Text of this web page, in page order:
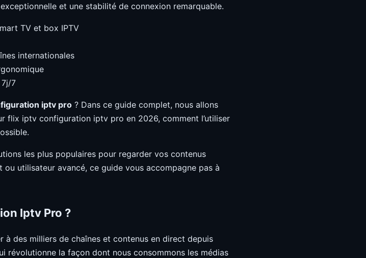
et une stabilité de connexion remarquable.
TV et box IPTV
internationales
7
iptv pro ? Dans ce guide complet, nous allons
flix iptv configuration iptv pro en 2026, comment l’utiliser
les plus populaires pour regarder vos contenus
utilisateur avancé, ce guide vous accompagne pas à
Iptv Pro ?
à des milliers de chaînes et contenus en direct depuis
révolutionne la façon dont nous consommons les médias